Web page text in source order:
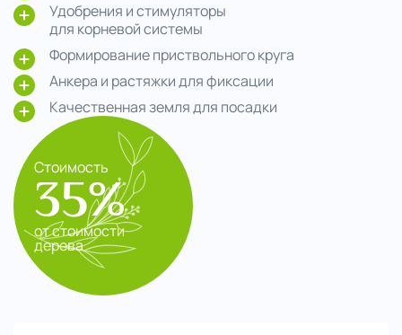
Удобрения и стимуляторы
для корневой системы
Формирование приствольного круга
Анкера и растяжки для фиксации
Качественная земля для посадки
Стоимость
35%
от стоимости
дерева